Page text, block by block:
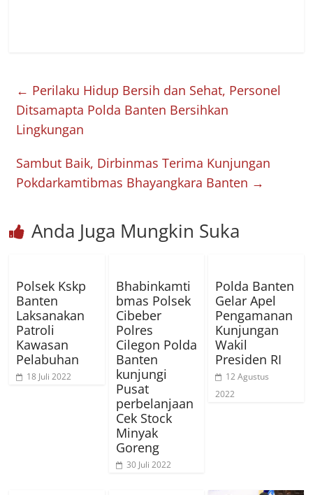
← Perilaku Hidup Bersih dan Sehat, Personel
Ditsamapta Polda Banten Bersihkan
Lingkungan
Sambut Baik, Dirbinmas Terima Kunjungan
Pokdarkamtibmas Bhayangkara Banten →
Anda Juga Mungkin Suka
Polsek Kskp
Banten
Laksanakan
Patroli
Kawasan
Pelabuhan
18 Juli 2022
Bhabinkamti
bmas Polsek
Cibeber
Polres
Cilegon Polda
Banten
kunjungi
Pusat
perbelanjaan
Cek Stock
Minyak
Goreng
30 Juli 2022
Polda Banten
Gelar Apel
Pengamanan
Kunjungan
Wakil
Presiden RI
12 Agustus
2022